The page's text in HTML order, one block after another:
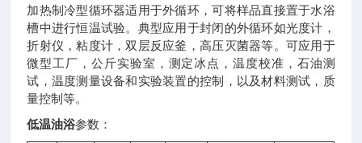
加热制冷型循环器适用于外循环，可将样品直接置于水浴
槽中进行恒温试验。典型应用于封闭的外循环如光度计，
折射仪，粘度计，双层反应釜，高压灭菌器等。可应用于
微型工厂，公斤实验室，测定冰点，温度校准，石油测
试，温度测量设备和实验装置的控制，以及材料测试，质
量控制等。
低温油浴参数：